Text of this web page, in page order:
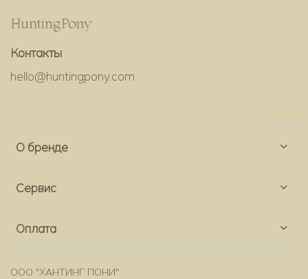
О бренде
Сервис
Оплата
Контакты
hello@huntingpony.com
ООО "ХАНТИНГ ПОНИ"